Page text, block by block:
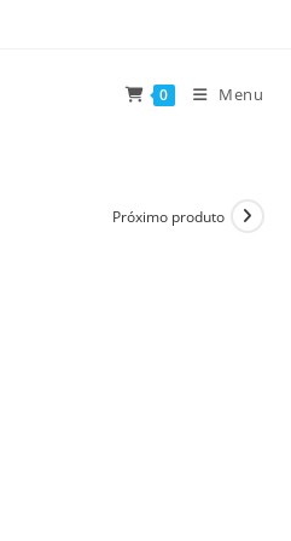
0 Menu
Próximo produto